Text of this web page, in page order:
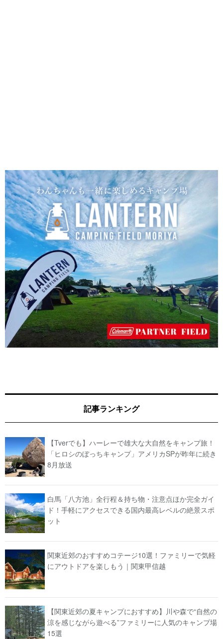
記事ランキング
【Tverでも】ハーレーで雄大な大自然をキャンプ旅！
「ヒロシのぼっちキャンプ」アメリカSPが昨年に続き
8月放送
白馬「八方池」全行程＆持ち物・注意点ほか完全ガイ
ド！手軽にアクセスできる国内最高レベルの絶景スポ
ット
関東近郊のおすすめコテージ10選！ファミリーで気軽
にアウトドアを楽しもう｜関東甲信越
【関東近郊の夏キャンプにおすすめ】川や森で“自然の
涼を感じながら遊べる”ファミリーに人気のキャンプ場
15選